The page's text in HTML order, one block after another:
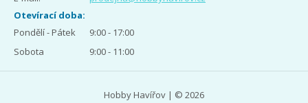
Otevírací doba:
Pondělí - Pátek
9:00 - 17:00
Sobota
9:00 - 11:00
Hobby Havířov | © 2026